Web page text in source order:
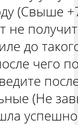
(Свыше
не
до
чего
(Не